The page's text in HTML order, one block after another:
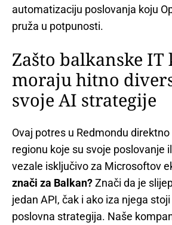
automatizaciju poslovanja koju
pruža u potpunosti.
Zašto balkanske
moraju hitno
svoje AI strategije
Ovaj potres u Redmondu
regionu koje su svoje poslovanje
vezale isključivo za Microsoftov
znači za Balkan?Znači da je
jedan API, čak i ako iza njega
poslovna strategija. Naše